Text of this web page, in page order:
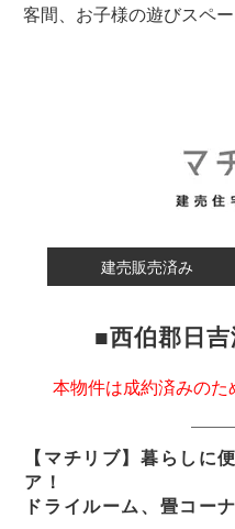
客間、お子様の遊びスペ
建売販売済み
■西伯郡日
本物件は成約済みの
【マチリブ】暮らしに
ア！
ドライルーム、畳コー